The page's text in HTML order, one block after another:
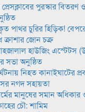
পুরস্কার
পাথর চুরির হিড়িক!
জোন চক্র
হাউজিং এস্টেটস
সভা অনুষ্ঠিত
নিহত কানাইঘাটের
নগদ সহায়তা
মানুষের সমান অধিকার
চৌ: শামিম